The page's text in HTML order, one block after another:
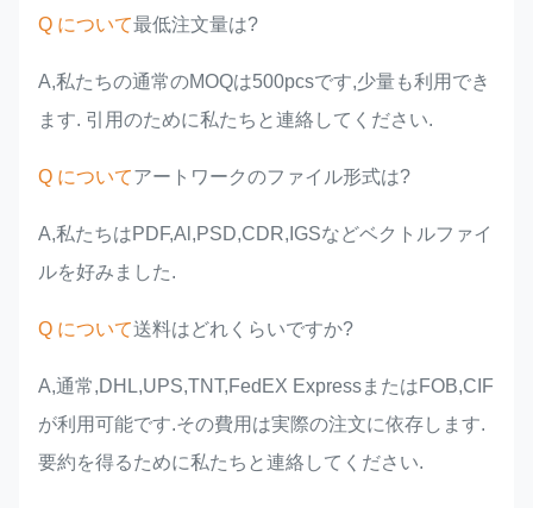
Q について最低注文量は?
A,私たちの通常のMOQは500pcsです,少量も利用でき
ます. 引用のために私たちと連絡してください.
Q についてアートワークのファイル形式は?
A,私たちはPDF,Al,PSD,CDR,IGSなどベクトルファイ
ルを好みました.
Q について送料はどれくらいですか?
A,通常,DHL,UPS,TNT,FedEX ExpressまたはFOB,CIF
が利用可能です.その費用は実際の注文に依存します.
要約を得るために私たちと連絡してください.